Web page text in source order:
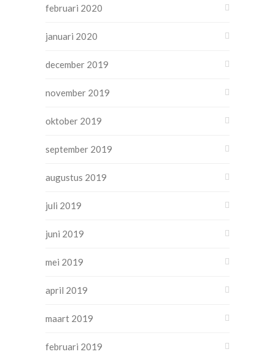
februari 2020
januari 2020
december 2019
november 2019
oktober 2019
september 2019
augustus 2019
juli 2019
juni 2019
mei 2019
april 2019
maart 2019
februari 2019